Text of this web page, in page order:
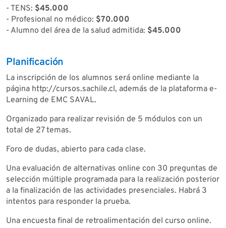
- TENS: $45.000
- Profesional no médico: $70.000
- Alumno del área de la salud admitida: $45.000
Planificación
La inscripción de los alumnos será online mediante la
página http://cursos.sachile.cl, además de la plataforma e-
Learning de EMC SAVAL.
Organizado para realizar revisión de 5 módulos con un
total de 27 temas.
Foro de dudas, abierto para cada clase.
Una evaluación de alternativas online con 30 preguntas de
selección múltiple programada para la realización posterior
a la finalización de las actividades presenciales. Habrá 3
intentos para responder la prueba.
Una encuesta final de retroalimentación del curso online.